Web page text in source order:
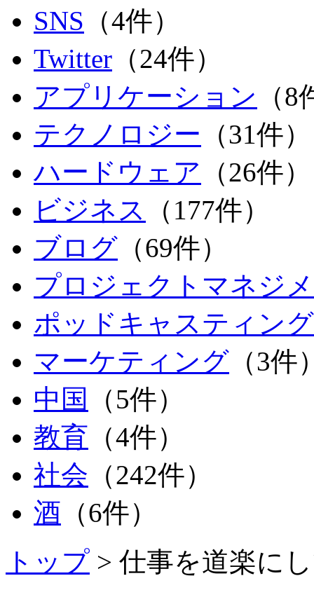
SNS （4件）
Twitter （24件）
アプリケーション （8
テクノロジー （31件）
ハードウェア （26件）
ビジネス
（177件）
ブログ （69件）
プロジェクトマネジ
ポッドキャスティング
マーケティング （3件
中国
（5件）
教育 （4件）
社会 （242件）
酒 （6件）
トップ > 仕事を道楽に